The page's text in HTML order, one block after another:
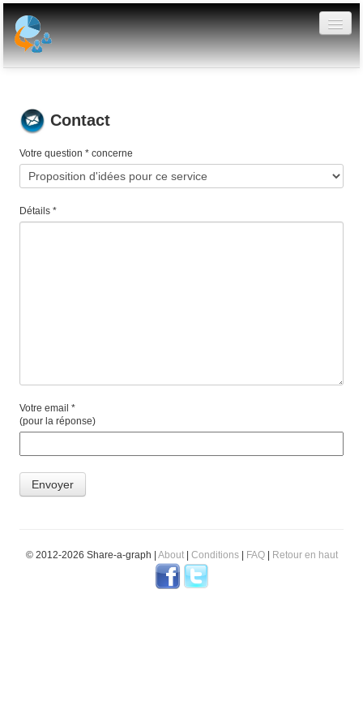
FAQ
Contact
Votre question * concerne
Détails *
Votre email *
(pour la réponse)
© 2012-2026 Share-a-graph | About| Conditions| FAQ| Retour en haut